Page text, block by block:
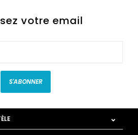
votre email
S'ABONNER